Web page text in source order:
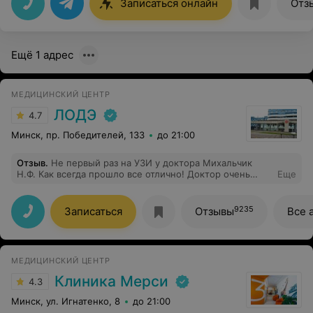
Однозначно рекомендую этого врача и центр
Томография! Девочки на рецепции приветливы и очень
Записаться онлайн
Ещё 1 адрес
МЕДИЦИНСКИЙ ЦЕНТР
4.7 ЛОДЭ
Минск, пр. Победителей, 133 до 21:00
Отзыв. Не первый раз на УЗИ у доктора Михальчик
Н.Ф. Как всегда прошло все отлично! Доктор очень
имеющиеся патологии. Доступно разъясняет
информацию при появлении вопросов. Рекомендую к
обращению!
Еще
Записаться Отзывы9235 Все
МЕДИЦИНСКИЙ ЦЕНТР
4.3 Клиника Мерси
Минск, ул. Игнатенко, 8 до 21:00